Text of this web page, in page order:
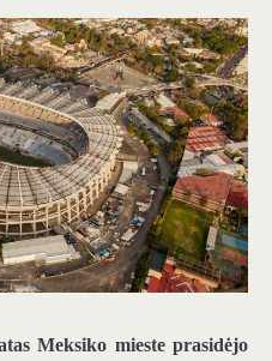
Meksiko mieste prasidėjo